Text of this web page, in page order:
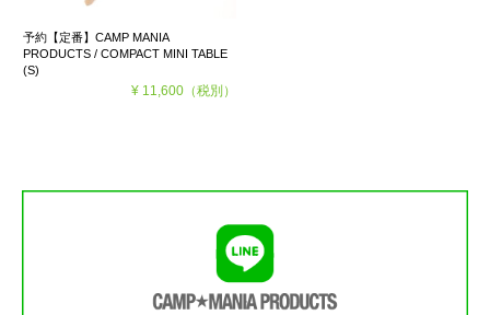
予約【定番】CAMP MANIA
PRODUCTS / COMPACT MINI TABLE
(S)
¥ 11,600（税別）